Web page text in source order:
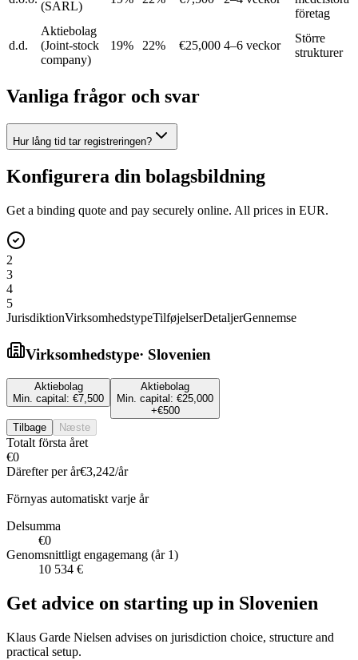
(SARL)
företag
d.d.
Aktiebolag
(Joint-stock
company)
19% 22% €25,000 4–6 veckor
Större
strukturer
Vanliga frågor och svar
Hur lång tid tar registreringen?
Konfigurera din bolagsbildning
Get a binding quote and pay securely online. All prices in EUR.
2
3
4
5
JurisdiktionVirksomhedstypeTilføjelserDetaljerGennemse
Virksomhedstype· Slovenien
Aktiebolag
Min. capital: €7,500
Aktiebolag
Min. capital: €25,000
+€500
Tilbage
Næste
Totalt första året
€0
Därefter per år€3,242/år
Förnyas automatiskt varje år
Delsumma
€0
Genomsnittligt engagemang (år 1)
10 534 €
Get advice on starting up in Slovenien
Klaus Garde Nielsen advises on jurisdiction choice, structure and
practical setup.